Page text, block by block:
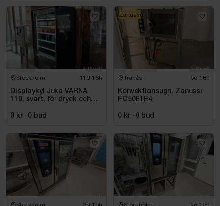
Stockholm 11d 16h
Displaykyl Juka VARNA
110, svart, för dryck och
0 kr · 0 bud
Tranås 5d 16h
Konvektionsugn, Zanussi
FC50E1E4
0 kr · 0 bud
Zanussi
Stockholm 2d 15h Stockholm 2d 15h